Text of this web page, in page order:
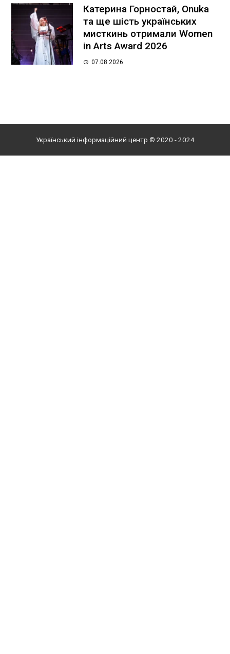
Катерина Горностай, Onuka
та ще шість українських
мисткинь отримали Women
in Arts Award 2026
07.08.2026
Український інформаційний центр © 2020 - 2024